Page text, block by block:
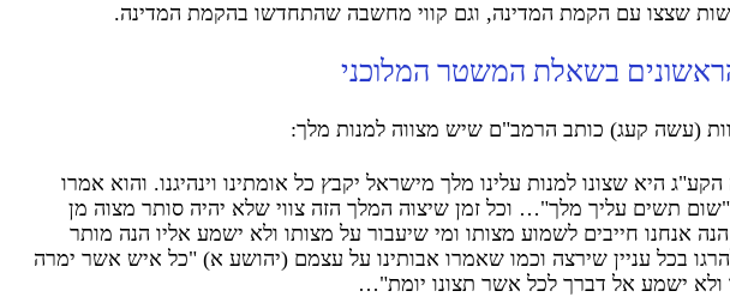
שצצו עם הקמת המדינה, וגם קווי מחשבה שהתחדשו בהקמת המדינה.
בשאלת המשטר המלוכני
(עשה קעג) כותב הרמב"ם שיש מצווה למנות מלך:
הקע"ג היא שצונו למנות עלינו מלך מישראל יקבץ כל אומתינו וינהיגנו. והוא אמרו
תשים עליך מלך"… וכל זמן שיצוה המלך הזה צווי שלא יהיה סותר מצוה מן
אנחנו חייבים לשמוע מצותו ומי שיעבור על מצותו ולא ישמע אליו הנה מותר
בכל עניין שירצה וכמו שאמרו אבותינו על עצמם (יהושע א) "כל איש אשר ימרה
ולא ישמע אל דברך לכל אשר תצונו יומת"…